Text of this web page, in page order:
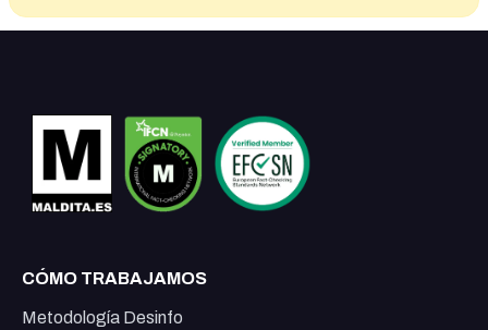
CÓMO TRABAJAMOS
Metodología Desinfo